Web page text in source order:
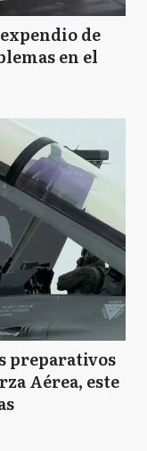
de
en el
preparativos
Aérea, este